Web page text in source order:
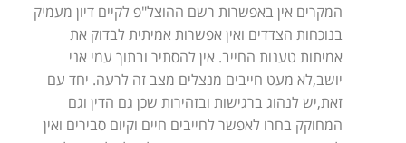
המקרים אין באפשרות רשם ההוצל"פ לקיים דיון מעמיק
בנוכחות הצדדים ואין אפשרות אמיתית לבדוק את
אמיתות טענות החייב. אין להסתיר ובתוך עמי אני
יושב,לא מעט חייבים מנצלים מצב זה לרעה. יחד עם
זאת,יש לנהוג ברגישות ובזהירות שכן גם הדין וגם
המחוקק בחרו לאפשר לחייבים חיים וקיום סבירים ואין